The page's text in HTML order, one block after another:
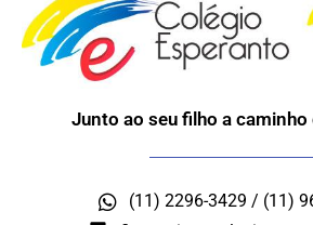
Junto ao seu filho a caminho
(11) 2296-3429 / (11)